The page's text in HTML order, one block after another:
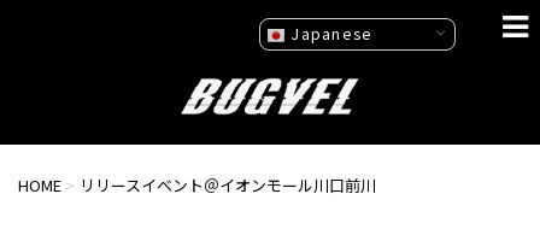
HOME > リリースイベント＠イオンモール川口前川
Japanese